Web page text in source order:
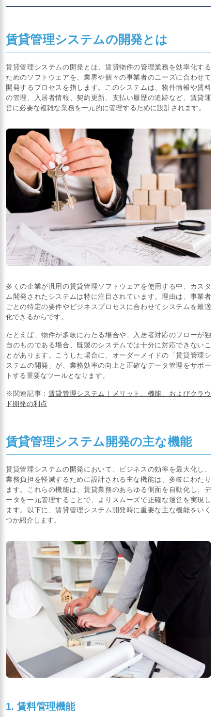
賃貸管理システムの開発とは
賃貸管理システムの開発とは、賃貸物件の管理業務を効率化する
ためのソフトウェアを、業界や個々の事業者のニーズに合わせて
開発するプロセスを指します。このシステムは、物件情報や賃料
の管理、入居者情報、契約更新、支払い履歴の追跡など、賃貸運
営に必要な複雑な業務を一元的に管理するために設計されます。
多くの企業が汎用の賃貸管理ソフトウェアを使用する中、カスタ
ム開発されたシステムは特に注目されています。理由は、事業者
ごとの特定の要件やビジネスプロセスに合わせてシステムを最適
化できるからです。
たとえば、物件が多岐にわたる場合や、入居者対応のフローが独
自のものである場合、既製のシステムでは十分に対応できないこ
とがあります。こうした場合に、オーダーメイドの「賃貸管理シ
ステムの開発」が、業務効率の向上と正確なデータ管理をサポー
トする重要なツールとなります。
※関連記事： 賃貸管理システム｜メリット、機能、およびクラウ
ド開発の利点
賃貸管理システム開発の主な機能
賃貸管理システムの開発において、ビジネスの効率を最大化し、
業務負担を軽減するために設計される主な機能は、多岐にわたり
ます。これらの機能は、賃貸業務のあらゆる側面を自動化し、デ
ータを一元管理することで、よりスムーズで正確な運営を実現し
ます。以下に、賃貸管理システム開発時に重要な主な機能をいく
つか紹介します。
1. 賃料管理機能